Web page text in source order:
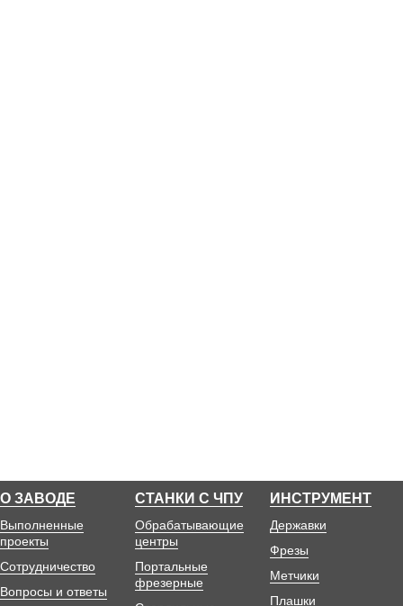
О ЗАВОДЕ
Выполненные
проекты
Сотрудничество
Вопросы и ответы
СТАНКИ С ЧПУ
Обрабатывающие
центры
Портальные
фрезерные
ИНСТРУМЕНТ
Державки
Фрезы
Метчики
Плашки